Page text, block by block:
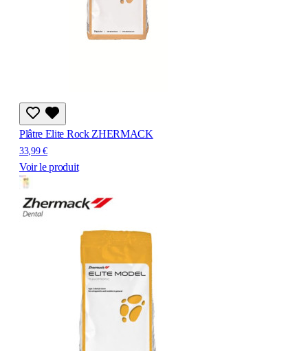
Plâtre Elite Rock ZHERMACK
33,99 €
Voir le produit